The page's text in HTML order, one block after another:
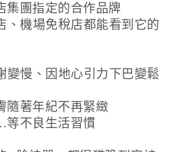
集團指定的合作品牌
、機場免稅店都能看到它的
變慢、因地心引力下巴變鬆
隨著年紀不再緊緻
不良生活習慣